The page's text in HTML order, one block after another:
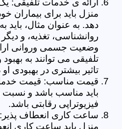
ارائه ی خدمات تلفیقی:
منزل باید برای بیماران
دهد. به عنوان مثال، باید
روانشناسی، تغذیه، و
وضعیت جسمی وروانی
تلفیقی می توانند به
تاثیر بیشتری در بهبودی
قیمت مناسب: قیمت
باید مناسب باشد و نسبت
فیزیوتراپی رقابتی باشد.
ساعت کاری انعطاف پذیر:
منزل باید ساعت کاری